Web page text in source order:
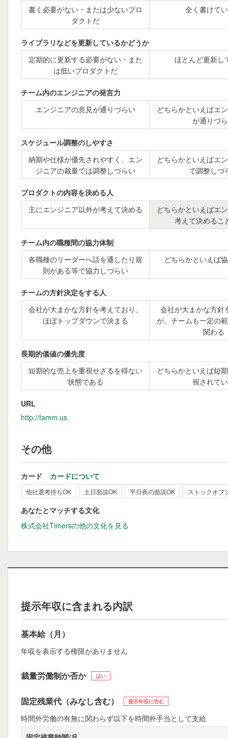
書く必要がない・または少ないプロ
ダクトだ
全く書けて
ライブラリなどを更新しているかどうか
定期的に更新する必要がない・また
は低いプロダクトだ
ほとんど更新し
チーム内のエンジニアの発言力
エンジニアの意見が通りづらい
どちらかといえばエ
が通りづ
スケジュール調整のしやすさ
納期や仕様が優先されやすく、エン
ジニアの裁量では調整しづらい
どちらかといえばエ
で調整しづ
プロダクトの内容を決める人
主にエンジニア以外が考えて決める
どちらかといえばエ
考えて決めるこ
チーム内の職種間の協力体制
各職種のリーダーへ話を通したり規
則がある等で協力しづらい
どちらかといえば
チームの方針決定をする人
会社が大まかな方針を考えており、
ほぼトップダウンで決まる
会社が大まかな方針
が、チームも一定の
関わる
長期的価値の優先度
短期的な売上を重視せざるを得ない
状態である
どちらかといえば短
視されて
URL
http://famm.us
その他
カード カードについて
他社選考待ちOK 土日面談OK 平日夜の面談OK ストックオプ
あなたとマッチする文化
株式会社Timersの他の文化を見る
提示年収に含まれる内訳
基本給（月）
年収を表示する権限がありません
裁量労働制か否か はい
固定残業代（みなし含む） 提示年収に含む
時間外労働の有無に関わらず以下を時間外手当として支給